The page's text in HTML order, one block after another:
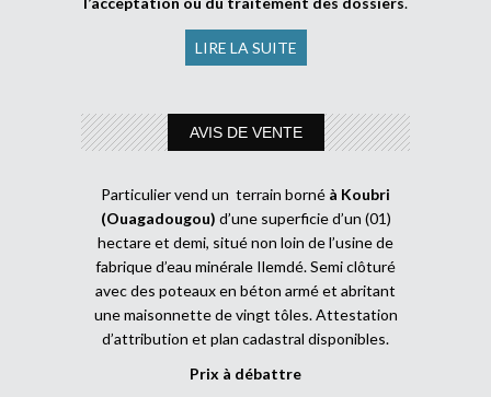
LIRE LA SUITE
AVIS DE VENTE
Particulier vend un terrain borné à Koubri
(Ouagadougou) d’une superficie d’un (01)
hectare et demi, situé non loin de l’usine de
fabrique d’eau minérale Ilemdé. Semi clôturé
avec des poteaux en béton armé et abritant
une maisonnette de vingt tôles. Attestation
d’attribution et plan cadastral disponibles.
Prix à débattre